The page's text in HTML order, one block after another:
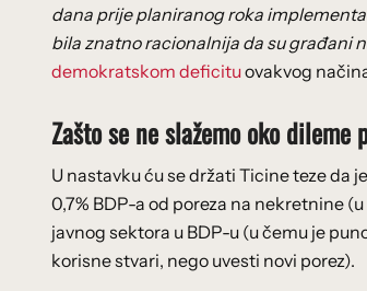
dana prije planiranog roka
bila znatno racionalnija da su građani
demokratskom deficituovakvog
Zašto se ne slažemo oko
U nastavku ću se držati Ticine teze da
0,7% BDP-a od poreza na nekretnine
javnog sektora u BDP-u (u čemu je
korisne stvari, nego uvesti novi porez).